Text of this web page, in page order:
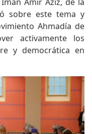
sobre este tema y
Ahmadía de
activamente los
y democrática en